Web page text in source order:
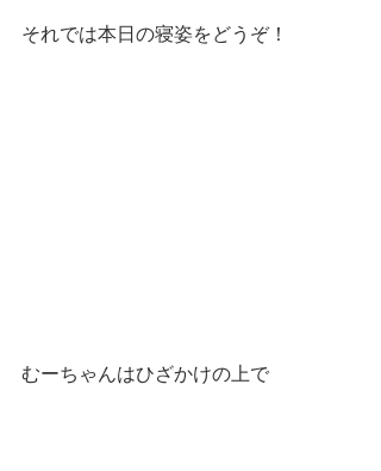
それでは本日の寝姿をどうぞ！
むーちゃんはひざかけの上で